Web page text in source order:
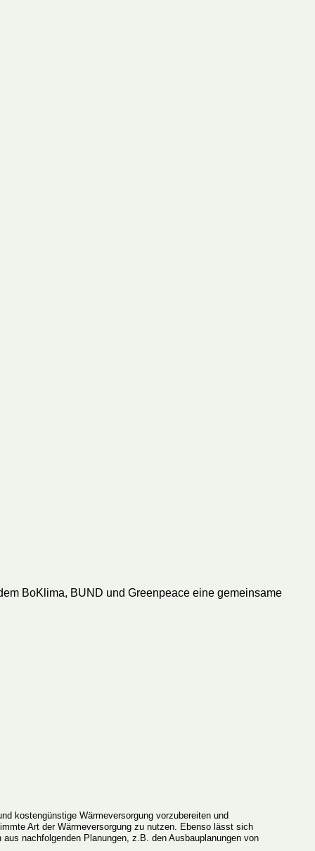
BoKlima, BUND und Greenpeace eine gemeinsame
kostengünstige Wärmeversorgung vorzubereiten und
Art der Wärmeversorgung zu nutzen. Ebenso lässt sich
nachfolgenden Planungen, z.B. den Ausbauplanungen von